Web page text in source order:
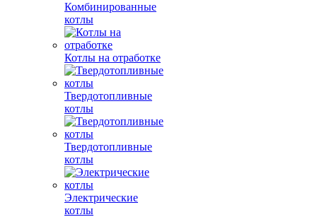
Комбинированные
котлы
Котлы на отработке
Твердотопливные
котлы
Твердотопливные
котлы
Электрические
котлы